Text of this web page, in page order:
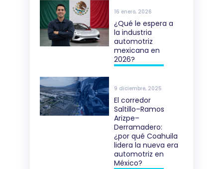
16 enero, 2026
¿Qué le espera a
la industria
automotriz
mexicana en
2026?
9 diciembre, 2025
El corredor
Saltillo–Ramos
Arizpe–
Derramadero:
¿por qué Coahuila
lidera la nueva era
automotriz en
México?